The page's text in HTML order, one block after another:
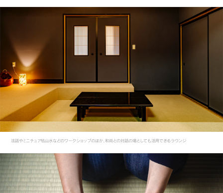
法話やミニチュア枯山水などのワークショップのほか、和尚との対話の場としても活用できるラウンジ